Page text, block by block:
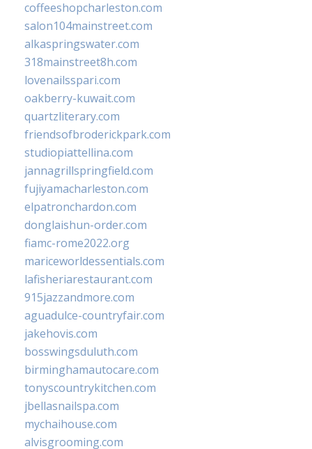
coffeeshopcharleston.com
salon104mainstreet.com
alkaspringswater.com
318mainstreet8h.com
lovenailsspari.com
oakberry-kuwait.com
quartzliterary.com
friendsofbroderickpark.com
studiopiattellina.com
jannagrillspringfield.com
fujiyamacharleston.com
elpatronchardon.com
donglaishun-order.com
fiamc-rome2022.org
mariceworldessentials.com
lafisheriarestaurant.com
915jazzandmore.com
aguadulce-countryfair.com
jakehovis.com
bosswingsduluth.com
birminghamautocare.com
tonyscountrykitchen.com
jbellasnailspa.com
mychaihouse.com
alvisgrooming.com